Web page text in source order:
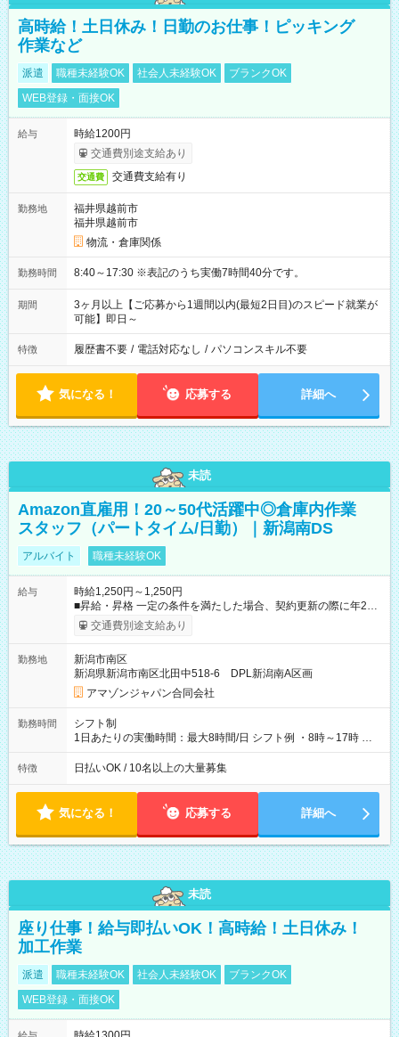
高時給！土日休み！日勤のお仕事！ピッキング
作業など
派遣 職種未経験OK 社会人未経験OK
ブランクOK
WEB登録・面接OK
給与
時給1200円
交通費別途支給あり
交通費 交通費支給有り
勤務地
福井県越前市
福井県越前市
物流・倉庫関係
勤務時間 8:40～17:30 ※表記のうち実働7時間40分です。
期間
3ヶ月以上【ご応募から1週間以内(最短2日目)のスピード就業が
可能】即日～
特徴 履歴書不要 / 電話対応なし / パソコンスキル不要
気になる！ 応募する 詳細へ
未読
Amazon直雇用！20～50代活躍中◎倉庫内作業
スタッフ（パートタイム/日勤）｜新潟南DS
アルバイト 職種未経験OK
給与
時給1,250円～1,250円
■昇給・昇格 一定の条件を満たした場合、契約更新の際に年2回
まで昇給の機会があります。 ■正社員登用制度あり ※月末締/翌
月25日支払い ※時間外手当、別途支給 ※深夜割増賃金 (22:00～
☆Amazon直雇用で安定して働けます！ 【試用期間】試用期間
あり 試用期間の長さ：1週間 雇用形態、給与は本採用時と同じ
です。
交通費別途支給あり
勤務地
新潟市南区
新潟県新潟市南区北田中518-6 DPL新潟南A区画
アマゾンジャパン合同会社
勤務時間
シフト制
1日あたりの実働時間：最大8時間/日 シフト例 ・8時～17時 ・
12時～21時
特徴 日払いOK / 10名以上の大量募集
気になる！ 応募する 詳細へ
未読
座り仕事！給与即払いOK！高時給！土日休み！
加工作業
派遣 職種未経験OK 社会人未経験OK
ブランクOK
WEB登録・面接OK